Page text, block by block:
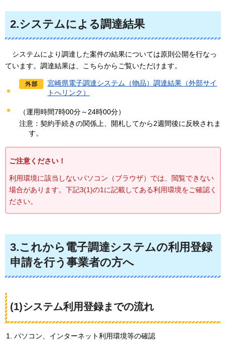
2.システムによる調達結果
システムにより調達した案件の結果については原則公開を行なっ
ています。調達結果は、こちらからご覧いただけます。
宮崎県電子調達システム（物品）調達結果（外部サイ
トへリンク）
（運用時間7時00分～24時00分）
注意：契約手続きの関係上、開札してから2週間後に反映されま
す。
ご注意ください！
利用環境に該当しないパソコン（ブラウザ）では、閲覧できない
場合があります。下記3(1)の1に記載してある利用環境をご確認く
ださい。
3.これから電子調達システムの利用登録
申請を行う事業者の方へ
(1)システム利用登録までの流れ
パソコン、インターネット利用環境等の確認